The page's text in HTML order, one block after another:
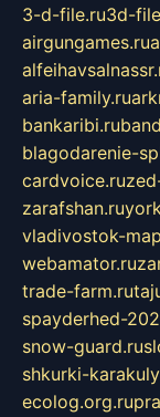
3-d-file.ru3d-
airgungames.ru
aria-family.ru
bankaribi.ru
blagodarenie-
cardvoice.ru
zarafshan.ru
vladivostok-
webamator.ru
trade-farm.ru
spayderhed-
snow-guard.ru
shkurki-
ecolog.org.ru